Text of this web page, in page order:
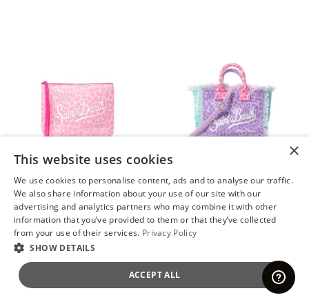
MC2 SAINT BARTH ★
Τσαντακι Aline Pochette ALIN001-03479L pastel leopard 21
35,99 €
Αρχική τιμή:
ONE SIZE
MC2 SAINT BARTH ★
120,86 €
Αρχική τιμή:
Διαθέσιμα Μεγέθη
ONE SIZE
×
This website uses cookies
We use cookies to personalise content, ads and to analyse our traffic.
We also share information about your use of our site with our
advertising and analytics partners who may combine it with other
information that you’ve provided to them or that they’ve collected
from your use of their services. Privacy Policy
SHOW DETAILS
ACCEPT ALL